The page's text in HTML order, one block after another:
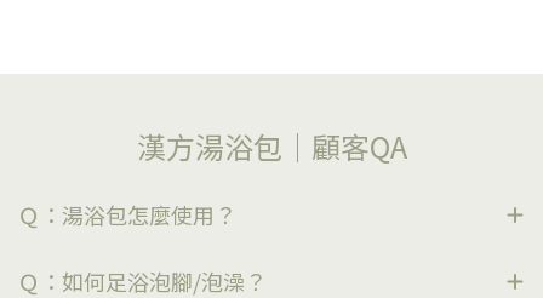
顧客評價｜樂木集漢方湯浴包使用QA
漢方湯浴包｜顧客QA
Ｑ：湯浴包怎麼使用？
Ｑ：如何足浴泡腳/泡澡？